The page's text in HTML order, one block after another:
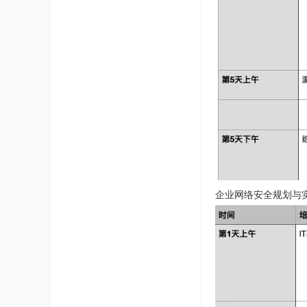
企业网络安全规划与